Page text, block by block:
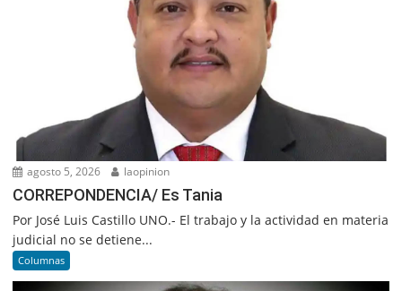
agosto 5, 2026 laopinion
CORREPONDENCIA/ Es Tania
Por José Luis Castillo UNO.- El trabajo y la actividad en materia
judicial no se detiene...
Columnas